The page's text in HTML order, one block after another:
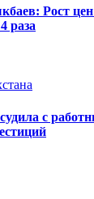
Рост
раза
с